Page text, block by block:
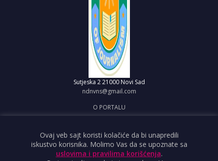
Sutjeska 2 21000 Novi Sad
ndnvns@gmail.com
O PORTALU
OBJAVI VEST
USLOVI KORIŠĆENJA
Ovaj veb sajt koristi kolačiće da bi unapredili
iskustvo korisnika. Molimo Vas da se upoznate sa
uslovima i pravilima korišćenja.